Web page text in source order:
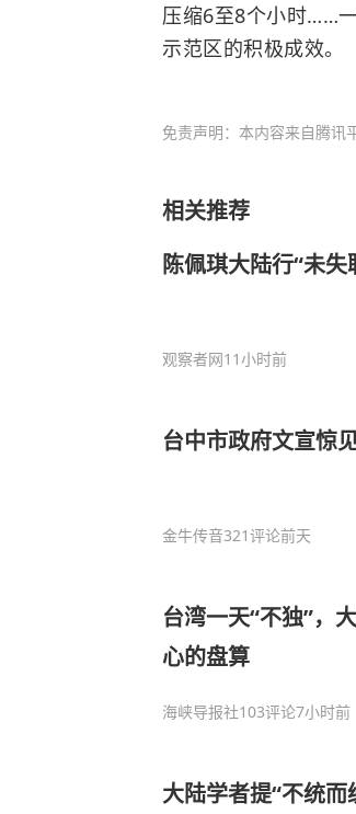
压缩6至8个小时……
示范区的积极成效。
免责声明：本内容来自腾讯
相关推荐
陈佩琪大陆行“未
观察者网11小时前
台中市政府文宣惊
金牛传音321评论前天
台湾一天“不独”，
心的盘算
海峡导报社103评论7小时前
大陆学者提“不统